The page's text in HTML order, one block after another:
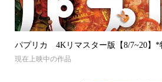
パプリカ 4Kリマスター版【8/7~20】*
現在上映中の作品